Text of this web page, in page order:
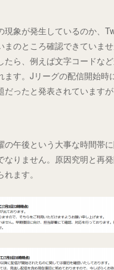
現象が発生しているのか、
まのところ確認できていま
たら、例えば文字コードな
ます。Jリーグの配信開始時
だったと発表されています
の午後という大事な時間帯
なりません。原因究明と再
ます。